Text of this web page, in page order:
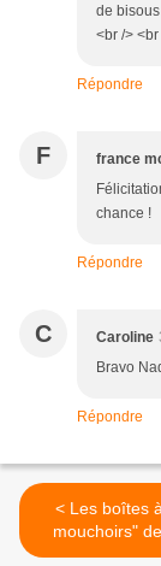
de
<br />
Répondre
F france
chance !
Répondre
C Caroline
Bravo
Répondre
< Les boîtes à "cube à
mouchoirs" de